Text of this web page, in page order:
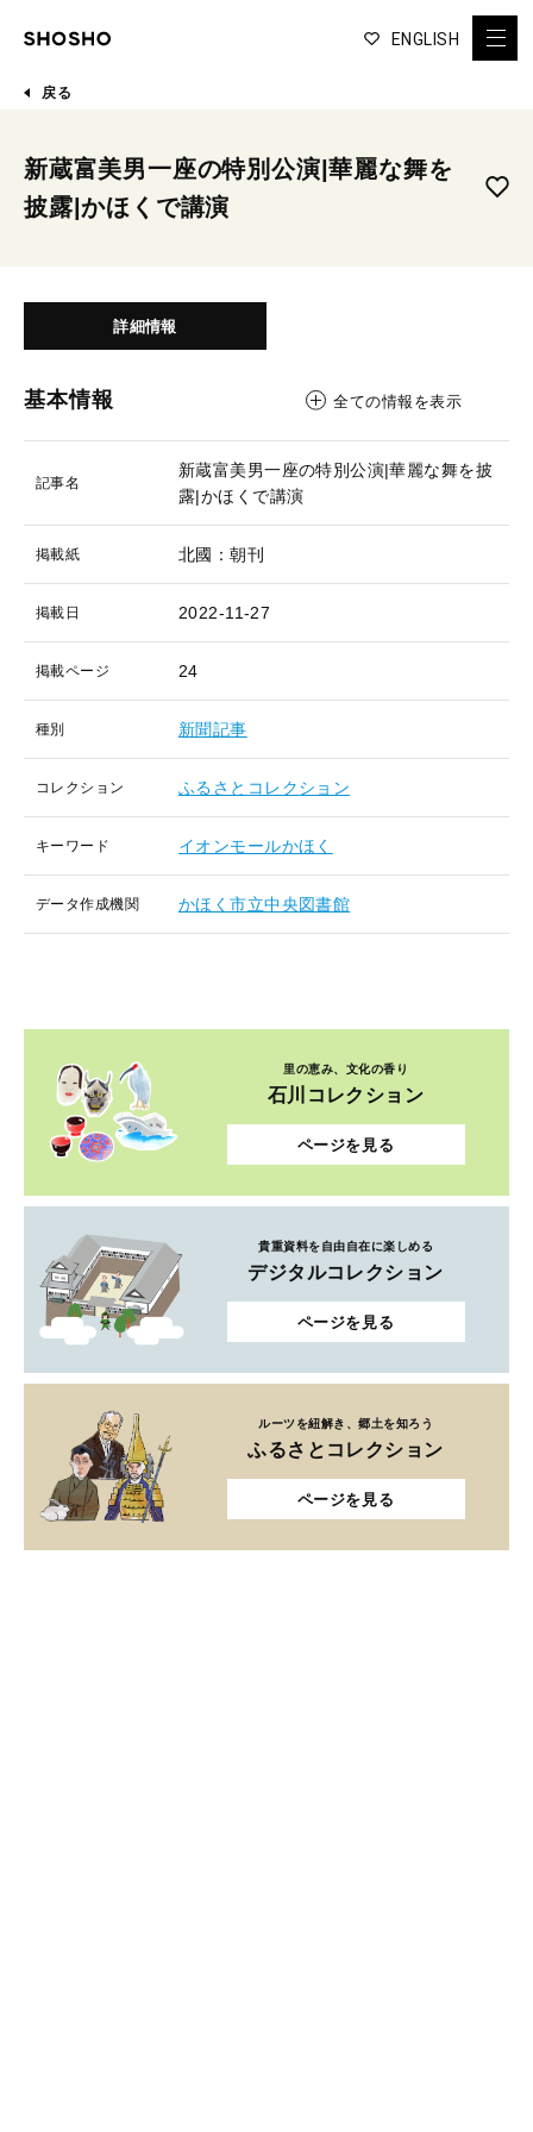
ENGLISH
戻る
新蔵富美男一座の特別公演|華麗な舞を
披露|かほくで講演
詳細情報
基本情報 全ての情報を表示
記事名
新蔵富美男一座の特別公演|華麗な舞を披
露|かほくで講演
掲載紙 北國：朝刊
掲載日 2022-11-27
掲載ページ 24
種別 新聞記事
コレクション ふるさとコレクション
キーワード イオンモールかほく
データ作成機関 かほく市立中央図書館
里の恵み、文化の香り
石川コレクション
ページを見る
貴重資料を自由自在に楽しめる
デジタルコレクション
ページを見る
ルーツを紐解き、郷土を知ろう
ふるさとコレクション
ページを見る